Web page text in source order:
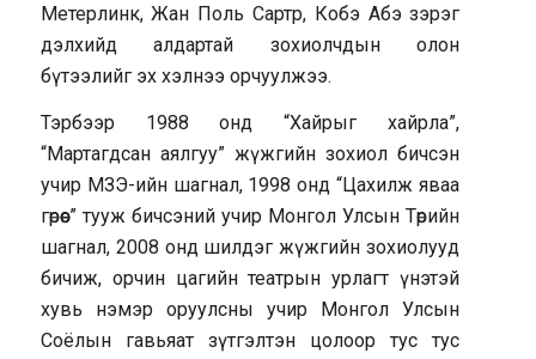
Метерлинк, Жан Поль Сартр, Кобэ Абэ зэрэг
дэлхийд алдартай зохиолчдын олон
бүтээлийг эх хэлнээ орчуулжээ.
Тэрбээр 1988 онд “Хайрыг хайрла”,
“Мартагдсан аялгуу” жүжгийн зохиол бичсэн
учир МЗЭ-ийн шагнал, 1998 онд “Цахилж яваа
гөрөөс” тууж бичсэний учир Монгол Улсын Төрийн
шагнал, 2008 онд шилдэг жүжгийн зохиолууд
бичиж, орчин цагийн театрын урлагт үнэтэй
хувь нэмэр оруулсны учир Монгол Улсын
Соёлын гавьяат зүтгэлтэн цолоор тус тус